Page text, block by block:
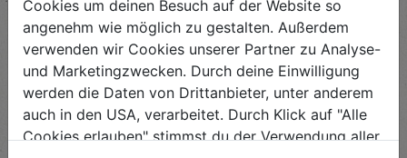
etwas Knoblauchöl einstreichen.
Mit den restlichen drei Teigkugeln genauso verfahren.
Zum Backen Temperatur leicht reduzieren und ca. 15
Minuten backen.
Cookies um deinen Besuch auf der Website so
angenehm wie möglich zu gestalten. Außerdem
verwenden wir Cookies unserer Partner zu Analyse-
und Marketingzwecken. Durch deine Einwilligung
werden die Daten von Drittanbieter, unter anderem
auch in den USA, verarbeitet. Durch Klick auf "Alle
Cookies erlauben" stimmst du der Verwendung aller